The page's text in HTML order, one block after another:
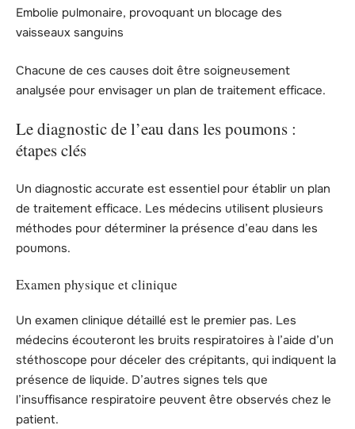
Embolie pulmonaire, provoquant un blocage des
vaisseaux sanguins
Chacune de ces causes doit être soigneusement
analysée pour envisager un plan de traitement efficace.
Le diagnostic de l’eau dans les poumons :
étapes clés
Un diagnostic accurate est essentiel pour établir un plan
de traitement efficace. Les médecins utilisent plusieurs
méthodes pour déterminer la présence d’eau dans les
poumons.
Examen physique et clinique
Un examen clinique détaillé est le premier pas. Les
médecins écouteront les bruits respiratoires à l’aide d’un
stéthoscope pour déceler des crépitants, qui indiquent la
présence de liquide. D’autres signes tels que
l’insuffisance respiratoire peuvent être observés chez le
patient.